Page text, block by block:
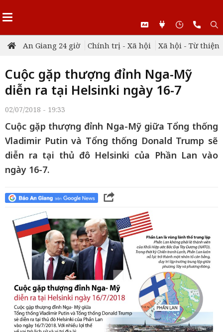
An Giang 24 giờ Chính trị - Xã hội Xã hội - Từ thiện
Cuộc gặp thượng đỉnh Nga-Mỹ
diễn ra tại Helsinki ngày 16-7
02/07/2018 - 19:33
Cuộc gặp thượng đỉnh Nga-Mỹ giữa Tổng thống
Vladimir Putin và Tổng thống Donald Trump sẽ
diễn ra tại thủ đô Helsinki của Phần Lan vào
ngày 16-7.